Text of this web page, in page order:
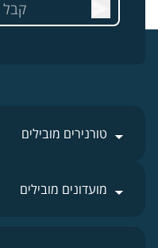
טורנירים מובילים
מועדונים מובילים